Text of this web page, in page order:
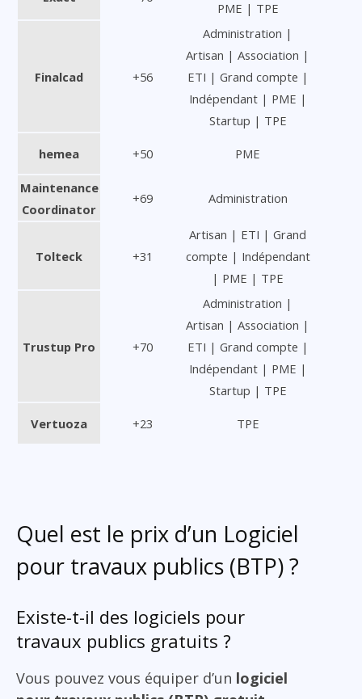
PME | TPE
Finalcad +56
Administration |
Artisan | Association |
ETI | Grand compte |
Indépendant | PME |
Startup | TPE
hemea +50 PME
Maintenance
Coordinator
+69 Administration
Tolteck +31
Artisan | ETI | Grand
compte | Indépendant
| PME | TPE
Trustup Pro +70
Administration |
Artisan | Association |
ETI | Grand compte |
Indépendant | PME |
Startup | TPE
Vertuoza +23 TPE
Quel est le prix d’un Logiciel
pour travaux publics (BTP) ?
Existe-t-il des logiciels pour
travaux publics gratuits ?
Vous pouvez vous équiper d’un logiciel